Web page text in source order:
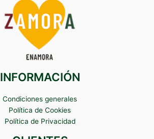
INFORMACIÓN
Condiciones generales
Política de Cookies
Política de Privacidad